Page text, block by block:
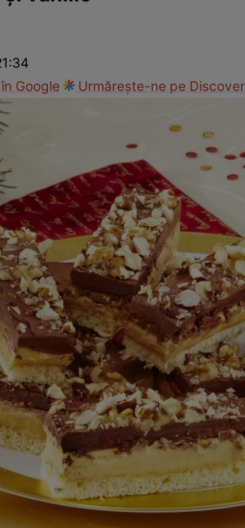
Google
Urmărește-ne pe Discover